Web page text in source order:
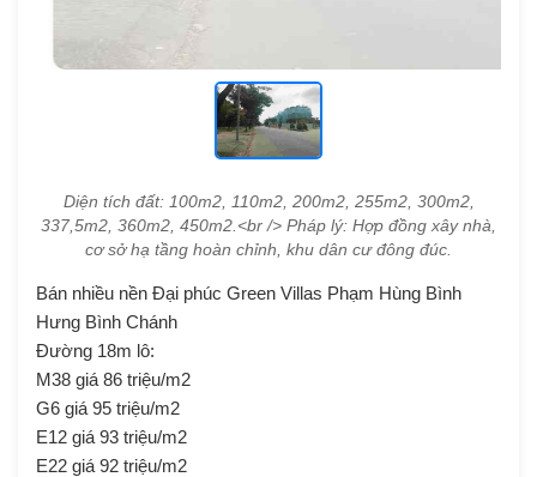
Diện tích đất: 100m2, 110m2, 200m2, 255m2, 300m2,
337,5m2, 360m2, 450m2.<br /> Pháp lý: Hợp đồng xây nhà,
cơ sở hạ tầng hoàn chỉnh, khu dân cư đông đúc.
Bán nhiều nền Đại phúc Green Villas Phạm Hùng Bình
Hưng Bình Chánh
Đường 18m lô:
M38 giá 86 triệu/m2
G6 giá 95 triệu/m2
E12 giá 93 triệu/m2
E22 giá 92 triệu/m2